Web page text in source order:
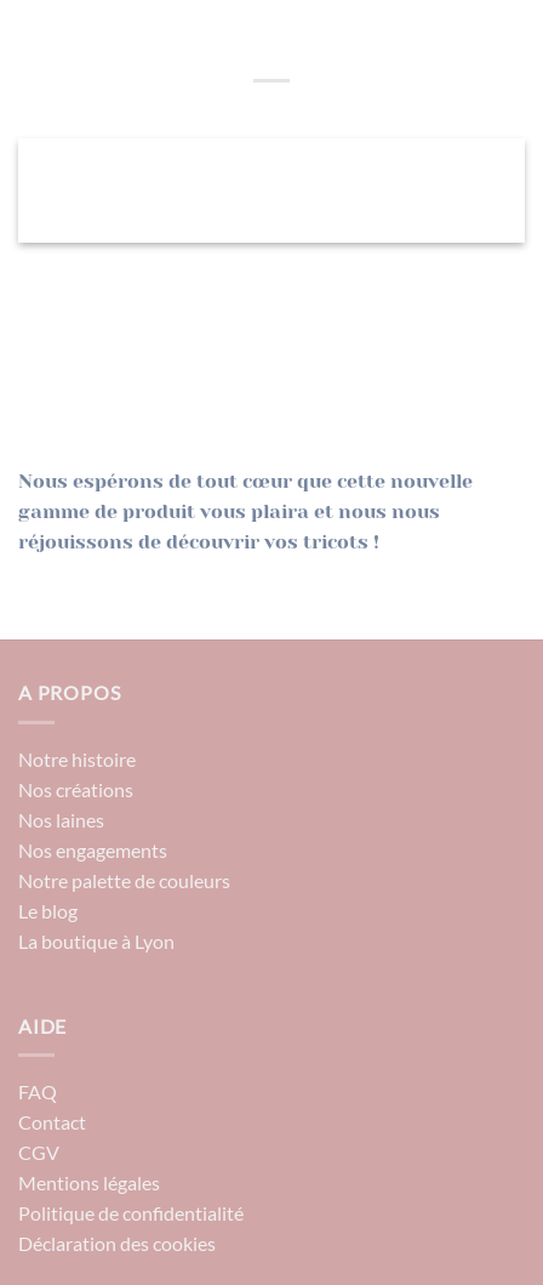
Nous espérons de tout cœur que cette nouvelle
gamme de produit vous plaira et nous nous
réjouissons de découvrir vos tricots !
A PROPOS
Notre histoire
Nos créations
Nos laines
Nos engagements
Notre palette de couleurs
Le blog
La boutique à Lyon
AIDE
FAQ
Contact
CGV
Mentions légales
Politique de confidentialité
Déclaration des cookies